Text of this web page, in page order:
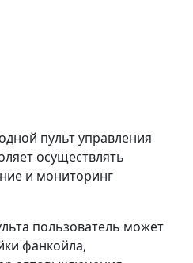
пульт управления
осуществлять
и мониторинг
пользователь может
фанкойла,